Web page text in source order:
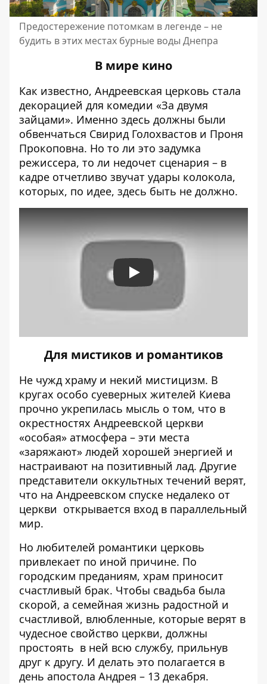
Предостережение потомкам в легенде – не
будить в этих местах бурные воды Днепра
В мире кино
Как известно, Андреевская церковь стала
декорацией для комедии «За двумя
зайцами». Именно здесь должны были
обвенчаться Свирид Голохвастов и Проня
Прокоповна. Но то ли это задумка
режиссера, то ли недочет сценария – в
кадре отчетливо звучат удары колокола,
которых, по идее, здесь быть не должно.
Play
Для мистиков и романтиков
Не чужд храму и некий мистицизм. В
кругах особо суеверных жителей Киева
прочно укрепилась мысль о том, что в
окрестностях Андреевской церкви
«особая» атмосфера – эти места
«заряжают» людей хорошей энергией и
настраивают на позитивный лад. Другие
представители оккультных течений верят,
что на Андреевском спуске недалеко от
церкви открывается вход в параллельный
мир.
Но любителей романтики церковь
привлекает по иной причине. По
городским преданиям, храм приносит
счастливый брак. Чтобы свадьба была
скорой, а семейная жизнь радостной и
счастливой, влюбленные, которые верят в
чудесное свойство церкви, должны
простоять в ней всю службу, прильнув
друг к другу. И делать это полагается в
день апостола Андрея – 13 декабря.